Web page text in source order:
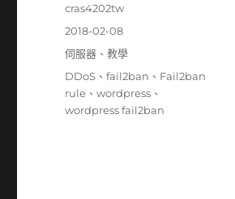
作
cras4202tw
發
佈
期:
2018-02-08
分
伺服器 、教學
標
籤
DDoS 、fail2ban 、 Fail2ban
rule 、wordpress 、
wordpress fail2ban